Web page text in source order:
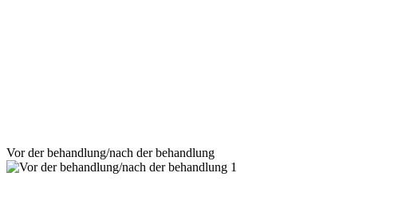
Vor der behandlung/nach der behandlung